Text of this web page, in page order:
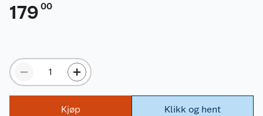
179 00
Kjøp Klikk og hent